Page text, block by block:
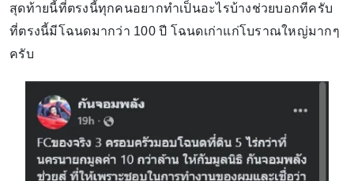
สุดท้ายนี้ที่ตรงนี้ทุกคนอยากทำเป็นอะไรบ้างช่วยบอกทีครับ
ที่ตรงนี้มีโฉนดมากว่า 100 ปี โฉนดเก่าแก่โบราณใหญ่มากๆ
ครับ